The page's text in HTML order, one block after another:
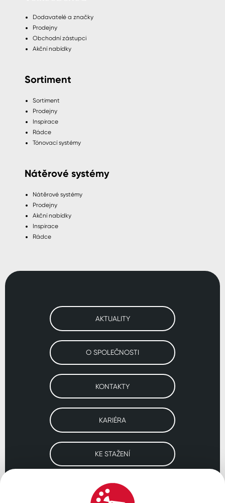
Dodavatelé a značky
Prodejny
Obchodní zástupci
Akční nabídky
Sortiment
Sortiment
Prodejny
Inspirace
Rádce
Tónovací systémy
Nátěrové systémy
Nátěrové systémy
Prodejny
Akční nabídky
Inspirace
Rádce
AKTUALITY
O SPOLEČNOSTI
KONTAKTY
KARIÉRA
KE STAŽENÍ
Navštivte naše pobočky